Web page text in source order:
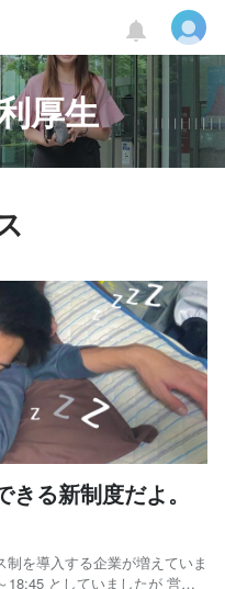
厚生
る新制度だよ。
を導入する企業が増えていま